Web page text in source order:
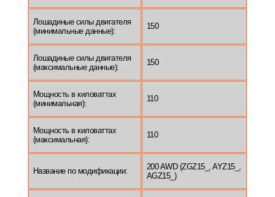
Лошадиные силы двигателя
(минимальные данные):
150
Лошадиные силы двигателя
(максимальные данные):
150
Мощность в киловаттах
(минимальная):
110
Мощность в киловаттах
(максимальная):
110
Название по модификации:
200 AWD (ZGZ15_, AYZ15_,
AGZ15_)